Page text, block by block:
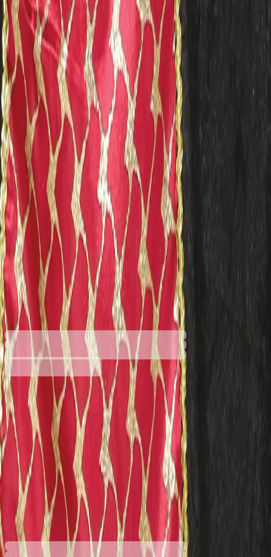
Начало Образование /Училища/ Театрално
No Brand
Костюм на Средновековна
дама, за 10-12 годишни деца
6640100183
Баркод: 8434077885376
33,74 €66,00 лв.
Купи
Размер
10-12 години
14-16 години
5-6 години
7-9 години
33,74 €
66,00 лв.
Ценa с ДДС